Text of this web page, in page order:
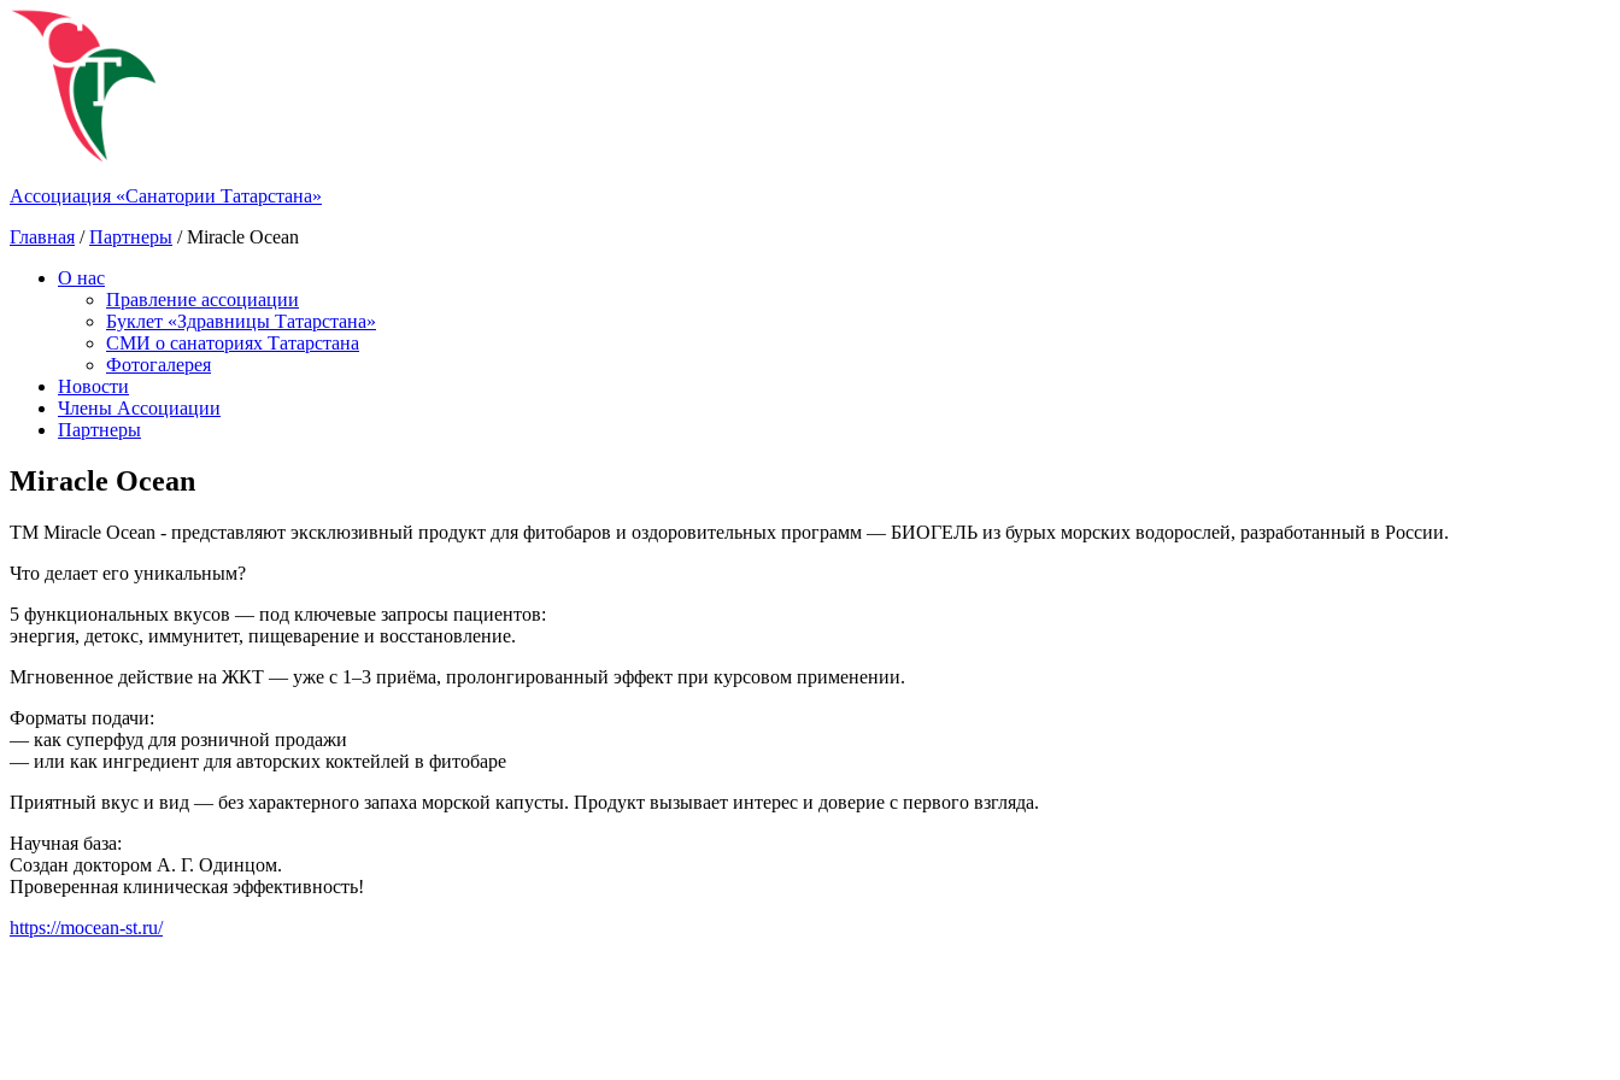
Ассоциация «Санатории Татарстана»
Главная /Партнеры / Miracle Ocean
О нас
Правление ассоциации
Буклет «Здравницы Татарстана»
СМИ о санаториях Татарстана
Фотогалерея
Новости
Члены Ассоциации
Партнеры
Miracle Ocean
ТМ Miracle Ocean - представляют эксклюзивный продукт для фитобаров и оздоровительных программ — БИОГЕЛЬ из бурых морских водорослей, разработанный в России.
Что делает его уникальным?
5 функциональных вкусов — под ключевые запросы пациентов:
энергия, детокс, иммунитет, пищеварение и восстановление.
Мгновенное действие на ЖКТ — уже с 1–3 приёма, пролонгированный эффект при курсовом применении.
Форматы подачи:
— как суперфуд для розничной продажи
— или как ингредиент для авторских коктейлей в фитобаре
Приятный вкус и вид — без характерного запаха морской капусты. Продукт вызывает интерес и доверие с первого взгляда.
Научная база:
Создан доктором А. Г. Одинцом.
Проверенная клиническая эффективность!
https://mocean-st.ru/